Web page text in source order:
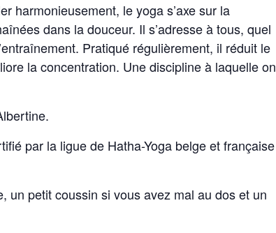
harmonieusement, le yoga s’axe sur la
dans la douceur. Il s’adresse à tous, quel
Pratiqué régulièrement, il réduit le
la concentration. Une discipline à laquelle on
par la ligue de Hatha-Yoga belge et française
un petit coussin si vous avez mal au dos et un